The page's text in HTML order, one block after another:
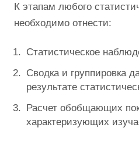
К этапам любого
необходимо отнести:
Статистическое
Сводка и группировка
результате
Расчет обобщающих
характеризующих